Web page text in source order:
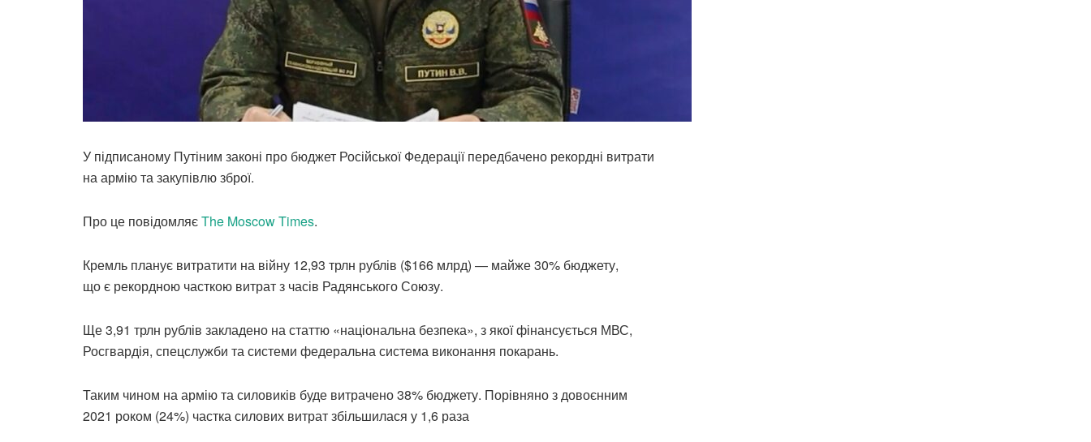
У підписаному Путіним законі про бюджет Російської Федерації передбачено рекордні витрати
на армію та закупівлю зброї.
Про це повідомляєThe Moscow Times.
Кремль планує витратити на війну 12,93 трлн рублів ($166 млрд) — майже 30% бюджету,
що є рекордною часткою витрат з часів Радянського Союзу.
Ще 3,91 трлн рублів закладено на статтю «національна безпека», з якої фінансується МВС,
Росгвардія, спецслужби та системи федеральна система виконання покарань.
Таким чином на армію та силовиків буде витрачено 38% бюджету. Порівняно з довоєнним
2021 роком (24%) частка силових витрат збільшилася у 1,6 раза